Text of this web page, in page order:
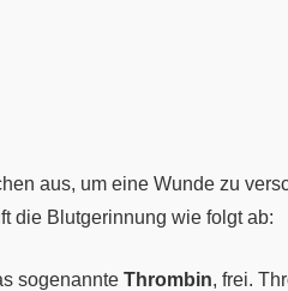
aus, um eine Wunde zu
die Blutgerinnung wie folgt ab:
sogenannte Thrombin, frei.